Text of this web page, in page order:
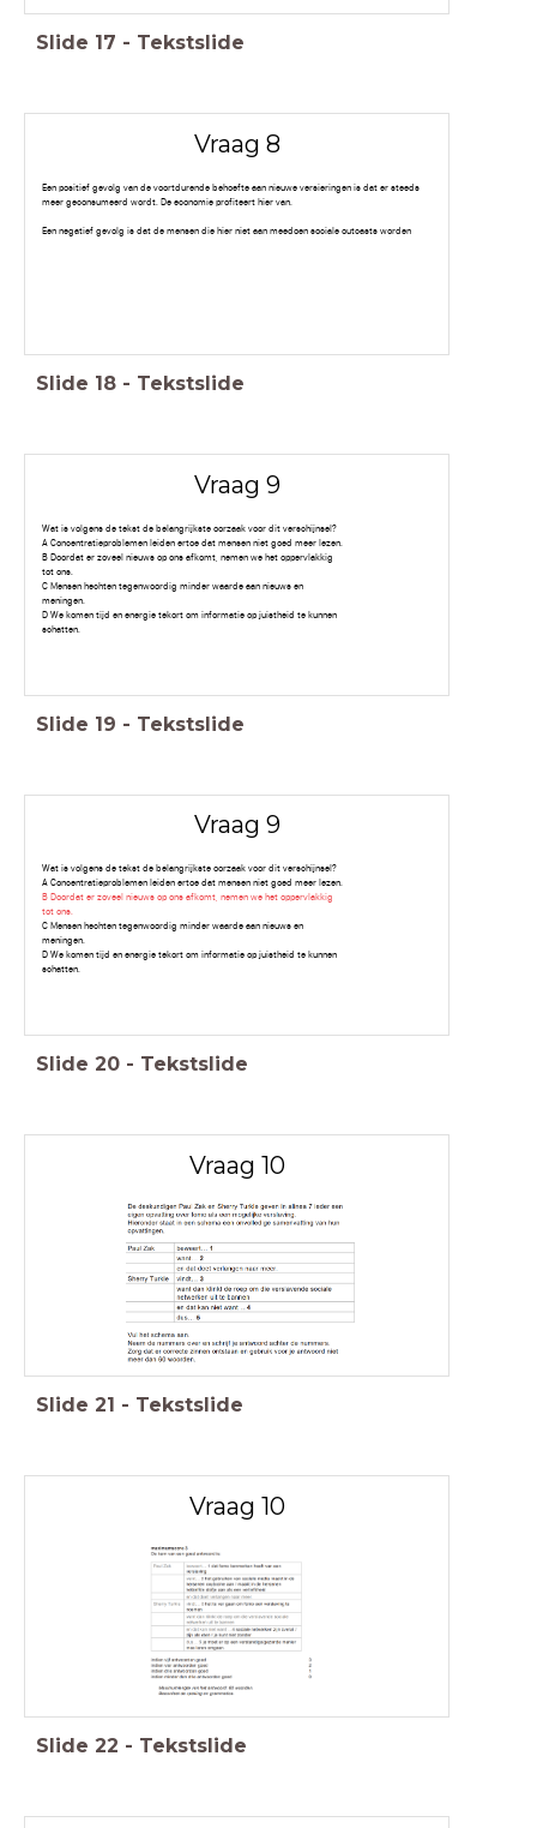
Slide 17 - Tekstslide
Vraag 8
Een positief gevolg van de voortdurende behoefte aan nieuwe versieringen is dat er steeds
meer geconsumeerd wordt. De economie profiteert hier van.
Een negatief gevolg is dat de mensen die hier niet aan meedoen sociale outcasts worden
Slide 18 - Tekstslide
Vraag 9
Wat is volgens de tekst de belangrijkste oorzaak voor dit verschijnsel?
A Concentratieproblemen leiden ertoe dat mensen niet goed meer lezen.
B Doordat er zoveel nieuws op ons afkomt, nemen we het oppervlakkig
tot ons.
C Mensen hechten tegenwoordig minder waarde aan nieuws en
meningen.
D We komen tijd en energie tekort om informatie op juistheid te kunnen
schatten.
Slide 19 - Tekstslide
Vraag 9
Wat is volgens de tekst de belangrijkste oorzaak voor dit verschijnsel?
A Concentratieproblemen leiden ertoe dat mensen niet goed meer lezen.
B Doordat er zoveel nieuws op ons afkomt, nemen we het oppervlakkig
tot ons.
C Mensen hechten tegenwoordig minder waarde aan nieuws en
meningen.
D We komen tijd en energie tekort om informatie op juistheid te kunnen
schatten.
Slide 20 - Tekstslide
Vraag 10
Slide 21 - Tekstslide
Vraag 10
Slide 22 - Tekstslide